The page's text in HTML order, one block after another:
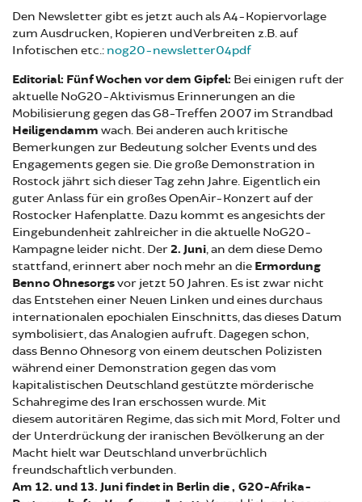
Den Newsletter gibt es jetzt auch als A4-Kopiervorlage
zum Ausdrucken, Kopieren und Verbreiten z.B. auf
Infotischen etc.: nog20-newsletter04pdf
Editorial: Fünf Wochen vor dem Gipfel: Bei einigen ruft der
aktuelle NoG20-Aktivismus Erinnerungen an die
Mobilisierung gegen das G8-Treffen 2007 im Strandbad
Heiligendamm wach. Bei anderen auch kritische
Bemerkungen zur Bedeutung solcher Events und des
Engagements gegen sie. Die große Demonstration in
Rostock jährt sich dieser Tag zehn Jahre. Eigentlich ein
guter Anlass für ein großes OpenAir-Konzert auf der
Rostocker Hafenplatte. Dazu kommt es angesichts der
Eingebundenheit zahlreicher in die aktuelle NoG20-
Kampagne leider nicht. Der2. Juni, an dem diese Demo
stattfand, erinnert aber noch mehr an die Ermordung
Benno Ohnesorgsvor jetzt 50 Jahren. Es ist zwar nicht
das Entstehen einer Neuen Linken und eines durchaus
internationalen epochialen Einschnitts, das dieses Datum
symbolisiert, das Analogien aufruft. Dagegen schon,
dass Benno Ohnesorg von einem deutschen Polizisten
während einer Demonstration gegen das vom
kapitalistischen Deutschland gestützte mörderische
Schahregime des Iran erschossen wurde. Mit
diesem autoritären Regime, das sich mit Mord, Folter und
der Unterdrückung der iranischen Bevölkerung an der
Macht hielt war Deutschland unverbrüchlich
freundschaftlich verbunden.
Am 12. und 13. Juni findet in Berlin die „G20-Afrika-